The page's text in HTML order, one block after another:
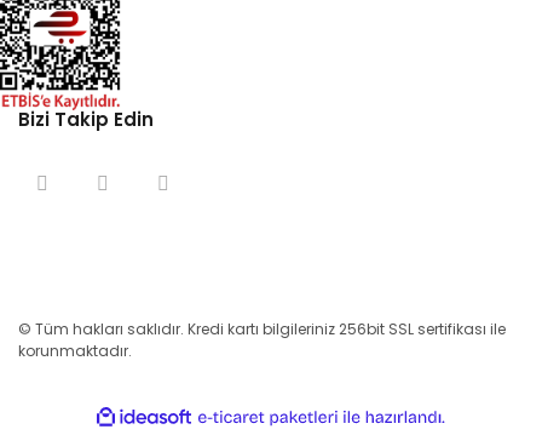
Bizi Takip Edin
© Tüm hakları saklıdır. Kredi kartı bilgileriniz 256bit SSL sertifikası ile
korunmaktadır.
ideasoft
e-